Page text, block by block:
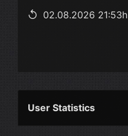
02.08.2026 21:53h
User Statistics